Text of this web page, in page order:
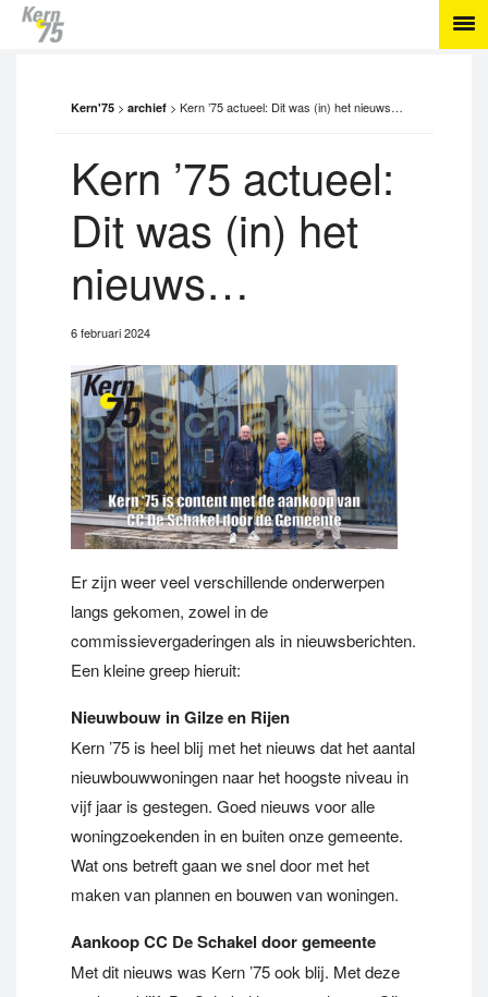
Kern'75 > archief > Kern ’75 actueel: Dit was (in) het nieuws…
Kern ’75 actueel:
Dit was (in) het
nieuws…
6 februari 2024
Er zijn weer veel verschillende onderwerpen
langs gekomen, zowel in de
commissievergaderingen als in nieuwsberichten.
Een kleine greep hieruit:
Nieuwbouw in Gilze en Rijen
Kern ’75 is heel blij met het nieuws dat het aantal
nieuwbouwwoningen naar het hoogste niveau in
vijf jaar is gestegen. Goed nieuws voor alle
woningzoekenden in en buiten onze gemeente.
Wat ons betreft gaan we snel door met het
maken van plannen en bouwen van woningen.
Aankoop CC De Schakel door gemeente
Met dit nieuws was Kern ’75 ook blij. Met deze